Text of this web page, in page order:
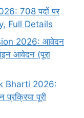
708 पदों पर
Full Details
2026: आवेदन
आवेदन (पूरा
Bharti 2026:
प्रक्रिया पूरी